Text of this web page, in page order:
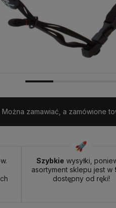
zamawiać, a zamówione
Szybkie wysyłki,
asortyment sklepu jest w
dostępny od ręki!